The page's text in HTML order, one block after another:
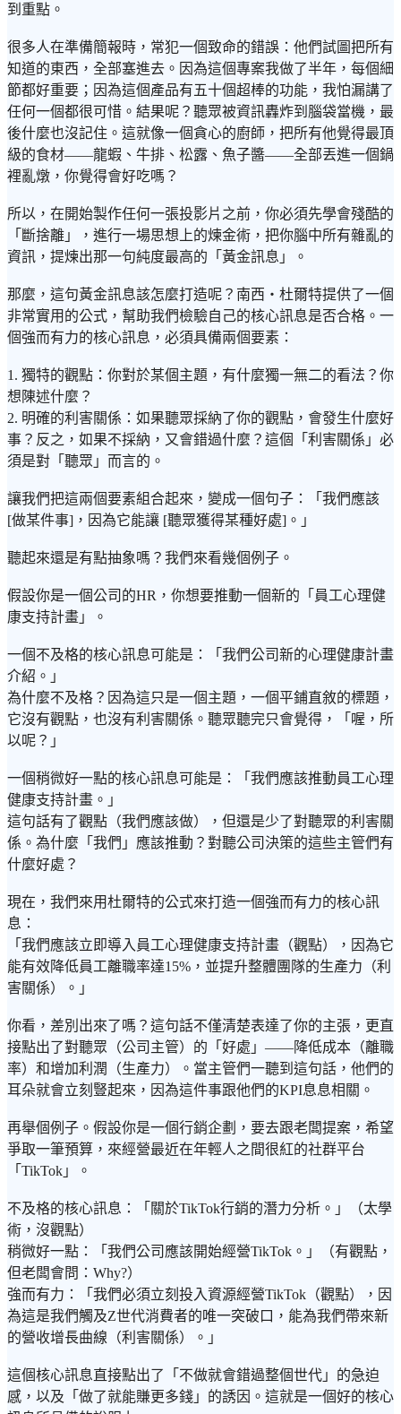
到重點。
很多人在準備簡報時，常犯一個致命的錯誤：他們試圖把所有
知道的東西，全部塞進去。因為這個專案我做了半年，每個細
節都好重要；因為這個產品有五十個超棒的功能，我怕漏講了
任何一個都很可惜。結果呢？聽眾被資訊轟炸到腦袋當機，最
後什麼也沒記住。這就像一個貪心的廚師，把所有他覺得最頂
級的食材——龍蝦、牛排、松露、魚子醬——全部丟進一個鍋
裡亂燉，你覺得會好吃嗎？
所以，在開始製作任何一張投影片之前，你必須先學會殘酷的
「斷捨離」，進行一場思想上的煉金術，把你腦中所有雜亂的
資訊，提煉出那一句純度最高的「黃金訊息」。
那麼，這句黃金訊息該怎麼打造呢？南西・杜爾特提供了一個
非常實用的公式，幫助我們檢驗自己的核心訊息是否合格。一
個強而有力的核心訊息，必須具備兩個要素：
1. 獨特的觀點：你對於某個主題，有什麼獨一無二的看法？你
想陳述什麼？
2. 明確的利害關係：如果聽眾採納了你的觀點，會發生什麼好
事？反之，如果不採納，又會錯過什麼？這個「利害關係」必
須是對「聽眾」而言的。
讓我們把這兩個要素組合起來，變成一個句子：「我們應該
[做某件事]，因為它能讓 [聽眾獲得某種好處]。」
聽起來還是有點抽象嗎？我們來看幾個例子。
假設你是一個公司的HR，你想要推動一個新的「員工心理健
康支持計畫」。
一個不及格的核心訊息可能是：「我們公司新的心理健康計畫
介紹。」
為什麼不及格？因為這只是一個主題，一個平鋪直敘的標題，
它沒有觀點，也沒有利害關係。聽眾聽完只會覺得，「喔，所
以呢？」
一個稍微好一點的核心訊息可能是：「我們應該推動員工心理
健康支持計畫。」
這句話有了觀點（我們應該做），但還是少了對聽眾的利害關
係。為什麼「我們」應該推動？對聽公司決策的這些主管們有
什麼好處？
現在，我們來用杜爾特的公式來打造一個強而有力的核心訊
息：
「我們應該立即導入員工心理健康支持計畫（觀點），因為它
能有效降低員工離職率達15%，並提升整體團隊的生產力（利
害關係）。」
你看，差別出來了嗎？這句話不僅清楚表達了你的主張，更直
接點出了對聽眾（公司主管）的「好處」——降低成本（離職
率）和增加利潤（生產力）。當主管們一聽到這句話，他們的
耳朵就會立刻豎起來，因為這件事跟他們的KPI息息相關。
再舉個例子。假設你是一個行銷企劃，要去跟老闆提案，希望
爭取一筆預算，來經營最近在年輕人之間很紅的社群平台
「TikTok」。
不及格的核心訊息：「關於TikTok行銷的潛力分析。」（太學
術，沒觀點）
稍微好一點：「我們公司應該開始經營TikTok。」（有觀點，
但老闆會問：Why?）
強而有力：「我們必須立刻投入資源經營TikTok（觀點），因
為這是我們觸及Z世代消費者的唯一突破口，能為我們帶來新
的營收增長曲線（利害關係）。」
這個核心訊息直接點出了「不做就會錯過整個世代」的急迫
感，以及「做了就能賺更多錢」的誘因。這就是一個好的核心